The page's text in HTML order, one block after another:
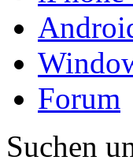
Forum
Suchen